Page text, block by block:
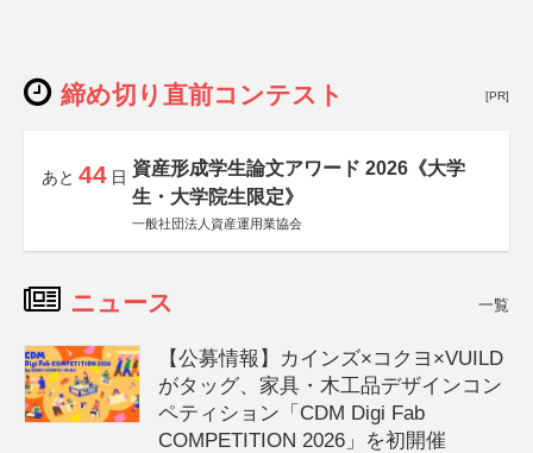
締め切り直前コンテスト [PR]
あと 44 日 資産形成学生論文アワード 2026《大学
生・大学院生限定》
一般社団法人資産運用業協会
ニュース 一覧
【公募情報】カインズ×コクヨ×VUILD
がタッグ、家具・木工品デザインコン
ペティション「CDM Digi Fab
COMPETITION 2026」を初開催